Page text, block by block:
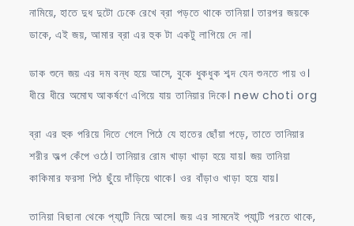
নামিয়ে, হাতে দুধ দুটো ঢেকে রেখে ব্রা পড়তে থাকে তানিয়া। তারপর জয়কে
ডাকে, এই জয়, আমার ব্রা এর হুক টা একটু লাগিয়ে দে না।
ডাক শুনে জয় এর দম বন্ধ হয়ে আসে, বুকে ধুকধুক শব্দ যেন শুনতে পায় ও।
ধীরে ধীরে অমোঘ আকর্ষণে এগিয়ে যায় তানিয়ার দিকে। new choti org
ব্রা এর হুক পরিয়ে দিতে গেলে পিঠে যে হাতের ছোঁয়া পড়ে, তাতে তানিয়ার
শরীর অল্প কেঁপে ওঠে। তানিয়ার রোম খাড়া খাড়া হয়ে যায়। জয় তানিয়া
কাকিমার ফরসা পিঠ ছুঁয়ে দাঁড়িয়ে থাকে। ওর বাঁড়াও খাড়া হয়ে যায়।
তানিয়া বিছানা থেকে প্যান্টি নিয়ে আসে। জয় এর সামনেই প্যান্টি পরতে থাকে,